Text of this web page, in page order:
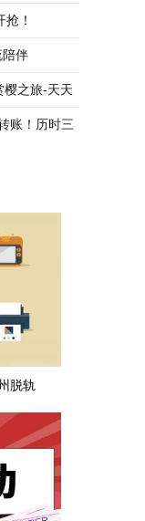
！
陪伴
樱之旅-天天
账！历时三
脱轨